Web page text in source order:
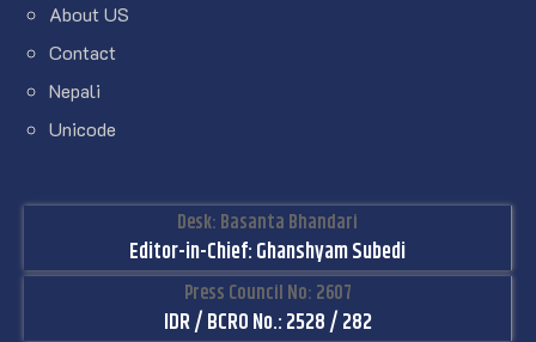
About US
Contact
Nepali
Unicode
Desk: Basanta Bhandari
Editor-in-Chief: Ghanshyam Subedi
Press Council No: 2607
IDR / BCRO No.: 2528 / 282